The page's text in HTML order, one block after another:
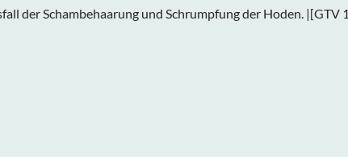
der Schambehaarung und Schrumpfung der Hoden.